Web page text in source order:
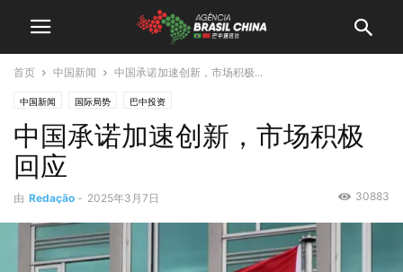
首页 中国新闻 中国承诺加速创新，市场积极...
中国新闻 国际局势 巴中投资
中国承诺加速创新，市场积极
回应
由 Redação - 2025年3月7日 30883